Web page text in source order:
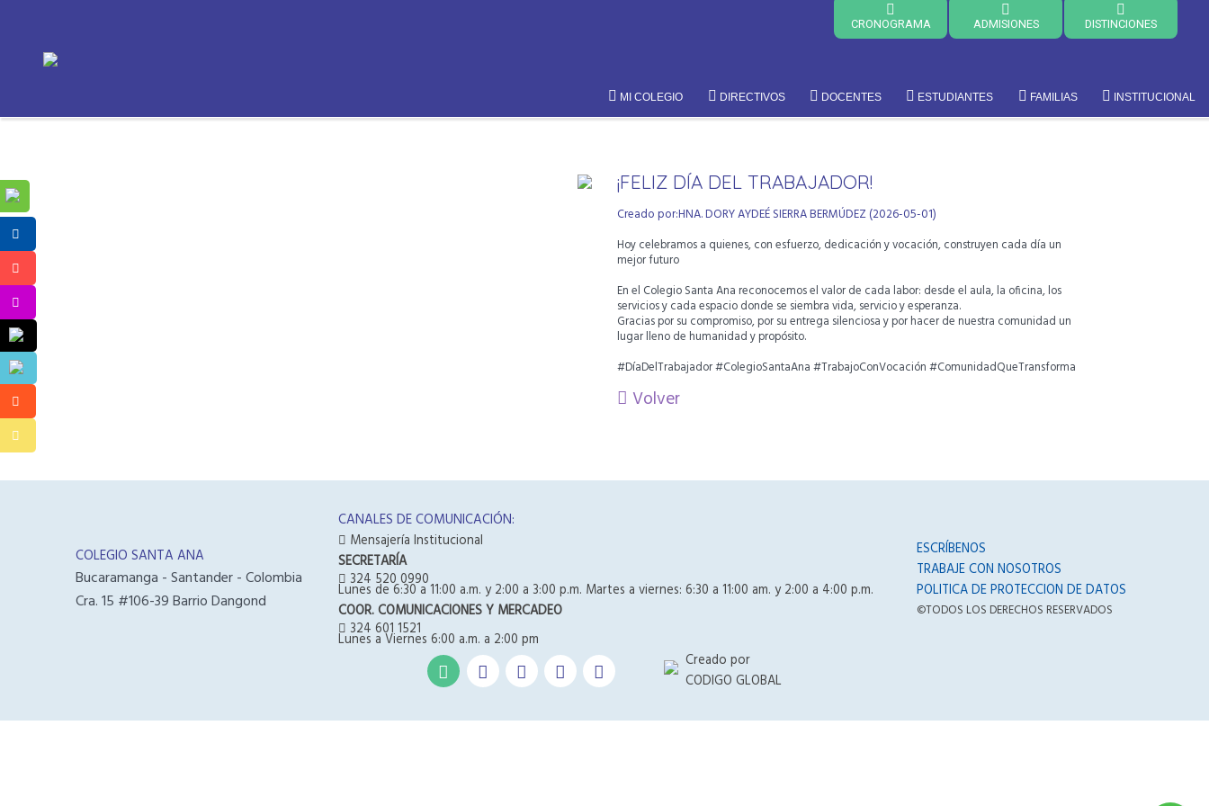
CRONOGRAMA ADMISIONES DISTINCIONES
MI COLEGIO DIRECTIVOS DOCENTES ESTUDIANTES FAMILIAS INSTITUCIONAL
¡FELIZ DÍA DEL TRABAJADOR!
Creado por:HNA. DORY AYDEÉ SIERRA BERMÚDEZ (2026-05-01)
Hoy celebramos a quienes, con esfuerzo, dedicación y vocación, construyen cada día un
mejor futuro
En el Colegio Santa Ana reconocemos el valor de cada labor: desde el aula, la oficina, los
servicios y cada espacio donde se siembra vida, servicio y esperanza.
Gracias por su compromiso, por su entrega silenciosa y por hacer de nuestra comunidad un
lugar lleno de humanidad y propósito.
#DíaDelTrabajador #ColegioSantaAna #TrabajoConVocación #ComunidadQueTransforma
Volver
COLEGIO SANTA ANA
Bucaramanga - Santander - Colombia
Cra. 15 #106-39 Barrio Dangond
CANALES DE COMUNICACIÓN:
Mensajería Institucional
SECRETARÍA
324 520 0990
Lunes de 6:30 a 11:00 a.m. y 2:00 a 3:00 p.m. Martes a viernes: 6:30 a 11:00 am. y 2:00 a 4:00 p.m.
COOR. COMUNICACIONES Y MERCADEO
324 601 1521
Lunes a Viernes 6:00 a.m. a 2:00 pm
ESCRÍBENOS
TRABAJE CON NOSOTROS
POLITICA DE PROTECCION DE DATOS
©TODOS LOS DERECHOS RESERVADOS
Creado por
CODIGO GLOBAL